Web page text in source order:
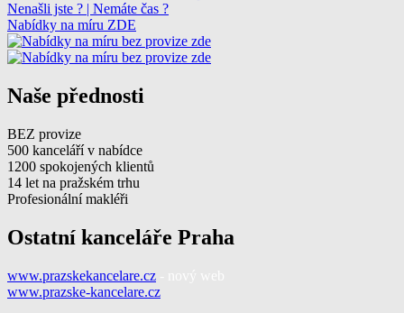
Nenašli jste ? | Nemáte čas ?
Nabídky na míru ZDE
Naše přednosti
BEZ provize
500 kanceláří v nabídce
1200 spokojených klientů
14 let na pražském trhu
Profesionální makléři
Ostatní kanceláře Praha
www.prazskekancelare.cz
www.prazske-kancelare.cz